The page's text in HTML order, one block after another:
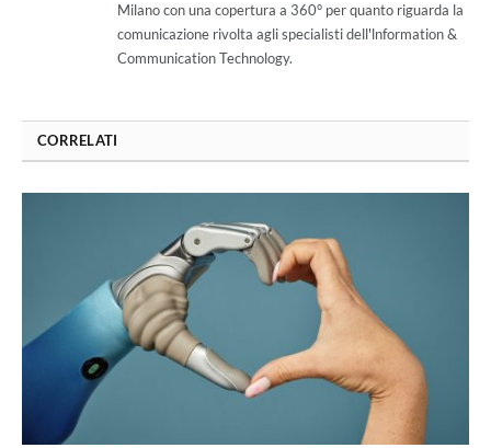
Milano con una copertura a 360° per quanto riguarda la
comunicazione rivolta agli specialisti dell'lnformation &
Communication Technology.
CORRELATI